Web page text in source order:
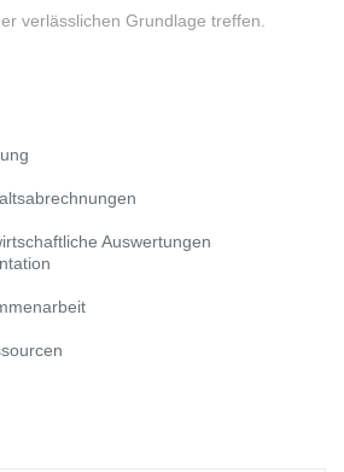
verlässlichen Grundlage treffen.
Auswertungen